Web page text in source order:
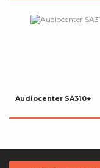
Audiocenter SA310+